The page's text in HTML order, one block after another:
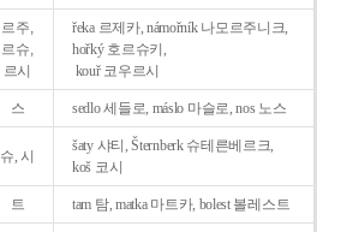
르주,
르슈,
르시
řeka 르제카, námořník 나모르주니크,
hořký 호르슈키,
kouř 코우르시
스 sedlo 세들로, máslo 마슬로, nos 노스
슈, 시
šaty 샤티, Šternberk 슈테른베르크,
koš 코시
트 tam 탐, matka 마트카, bolest 볼레스트